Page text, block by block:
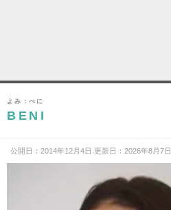
よみ：べに
BENI
公開日：2014年12月4日 更新日：2026年8月7日